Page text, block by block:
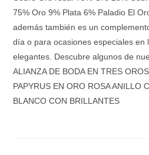
75% Oro 9% Plata 6% Paladio El
además también es un
día o para ocasiones especiales en
elegantes. Descubre algunos de
ALIANZA DE BODA EN TRES
PAPYRUS EN ORO ROSA ANILLO
BLANCO CON BRILLANTES